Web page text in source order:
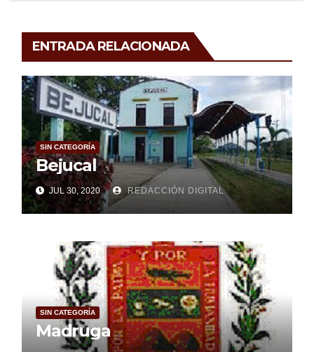
ENTRADA RELACIONADA
SIN CATEGORÍA
Bejucal
JUL 30, 2020 REDACCIÓN DIGITAL
SIN CATEGORÍA
Madruga